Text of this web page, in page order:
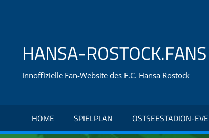
HANSA-ROSTOCK.FANS
Innoffizielle Fan-Website des F.C. Hansa Rostock
HOME SPIELPLAN OSTSEESTADION-